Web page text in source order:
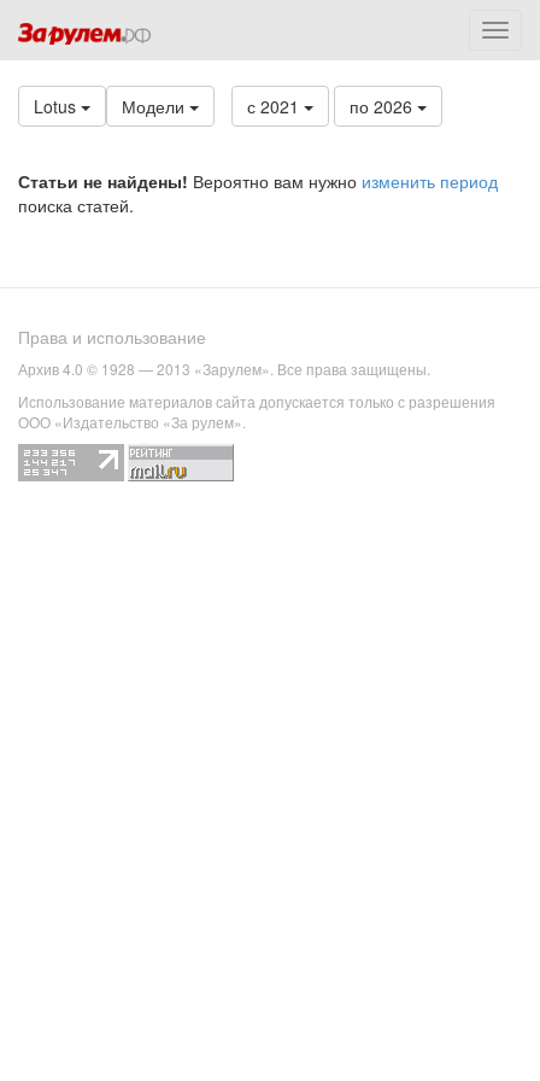
Lotus Модели с 2021 по 2026
Статьи не найдены! Вероятно вам нужно изменить период
поиска статей.
Права и использование
Архив 4.0 © 1928 — 2013 «Зарулем». Все права защищены.
Использование материалов сайта допускается только с разрешения
ООО «Издательство «За рулем».